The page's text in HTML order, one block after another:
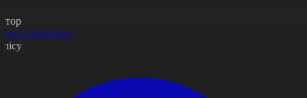
Қабышева